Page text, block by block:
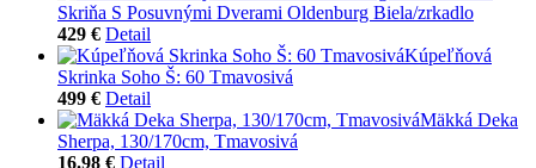
Skriňa S Posuvnými Dverami Oldenburg Biela/zrkadlo
429 € Detail
Kúpeľňová
Skrinka Soho Š: 60 Tmavosivá
499 € Detail
Mäkká Deka
Sherpa, 130/170cm, Tmavosivá
16.98 € Detail